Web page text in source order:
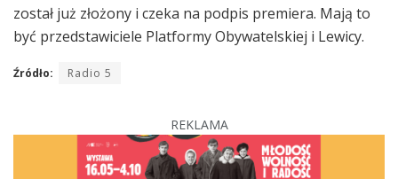
został już złożony i czeka na podpis premiera. Mają to
być przedstawiciele Platformy Obywatelskiej i Lewicy.
Źródło: Radio 5
REKLAMA